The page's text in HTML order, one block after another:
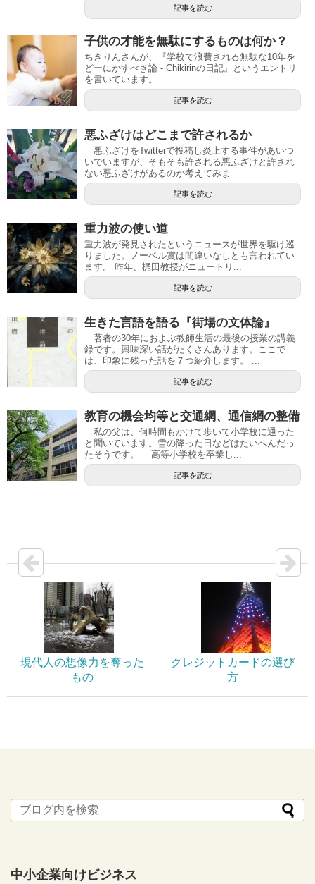
記事を読む
子供の才能を無駄にするものは何か？
ちきりんさんが、『学校で浪費される無駄な10年を
どーにかすべき論 - Chikirinの日記』というエントリ
を書いています。 ...
記事を読む
悪ふざけはどこまで許されるか
悪ふざけをTwitterで投稿し炎上する事件があいつ
いでいますが、そもそも許される悪ふざけと許され
ない悪ふざけがあるのか考えてみま...
記事を読む
重力波の使い道
重力波が発見されたというニュースが世界を駆け巡
りました。ノーベル賞は間違いなしとも言われてい
ます。 昨年、梶田教授がニュートリ...
記事を読む
生きた言語を語る『街場の文体論』
著者の30年におよぶ教師生活の最後の授業の講義
録です。興味深い話がたくさんあります。ここで
は、印象に残った話を７つ紹介します。 ...
記事を読む
教育の機会均等と交通網、通信網の整備
私の父は、何時間もかけて歩いて小学校に通った
と聞いています。雪の降った日などはたいへんだっ
たそうです。 高等小学校を卒業し...
記事を読む
現代人の想像力を奪った
もの
クレジットカードの選び
方
中小企業向けビジネス